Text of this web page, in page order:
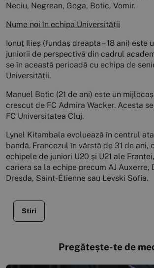
Neciu, Negrean, Goga, Botic, Vomir.
Nume noi în echipa Universității
Ionuț Ilieș (fundaș dreapta – 18 ani) este
juniorii de perspectivă din cadrul
se în această perioadă cu echipa de
Universității.
Manuel Botic (21 de ani) este un
crescut de FC Admira Wacker. Acesta
FC Universitatea Cluj.
Lynel Kitambala evoluează în centrul
bandă. Francezul în vârstă de 31 de ani,
echipele de juniori U20 și U21 ale
cariera sa la echipe precum AJ Auxerre,
Dresda, Saint-Étienne sau Levski Sofia.
Stiri
Pregătește-te de